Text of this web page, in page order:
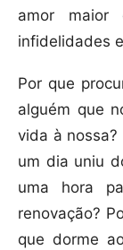
amor
infidelidades
Por que
alguém que
vida à
um dia uniu
uma hora
renovação?
que dorme